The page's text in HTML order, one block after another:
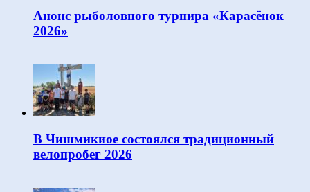
Анонс рыболовного турнира «Карасёнок
2026»
В Чишмикиое состоялся традиционный
велопробег 2026